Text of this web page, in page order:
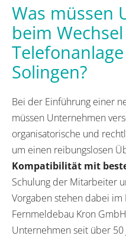
Was müssen
beim
Solingen?
Bei der Einführung einer
müssen Unternehmen
organisatorische und
um einen reibungslosen
Kompatibilität mit
Schulung der Mitarbeiter
Vorgaben stehen dabei im
Fernmeldebau Kron
Unternehmen seit über 50